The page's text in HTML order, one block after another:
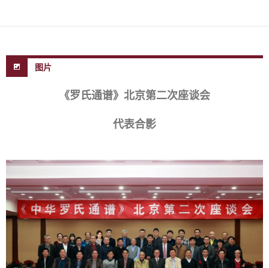
图片
《罗氏通谱》北京第二次座谈会
代表合影